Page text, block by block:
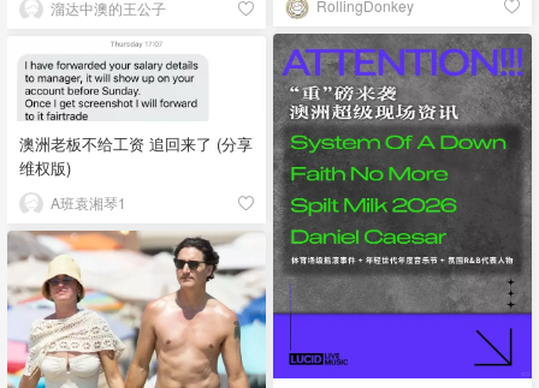
溜达中澳的王公子 RollingDonkey
澳洲老板不给工资 追回来了 (分享
维权版)
A班袁湘琴1